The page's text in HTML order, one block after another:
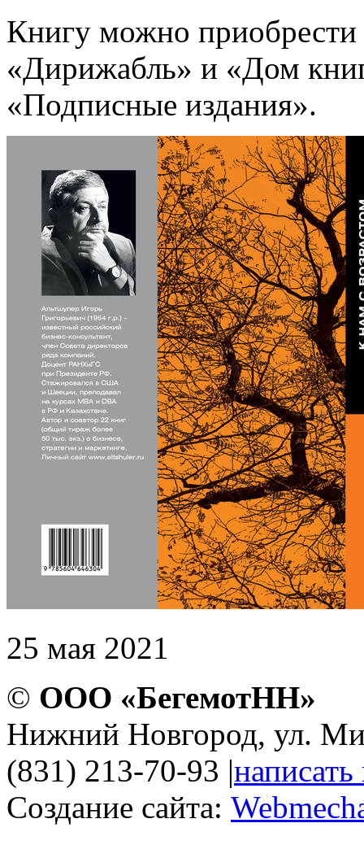
Книгу можно приобрести
«Дирижабль» и «Дом
«Подписные издания».
25 мая 2021
© ООО «БегемотНН»
Нижний Новгород, ул.
(831) 213-70-93 |
Создание сайта: